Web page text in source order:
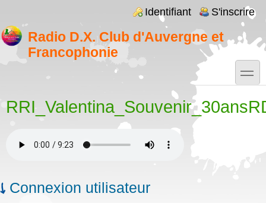
Login links
Identifiant S'inscrire
Radio D.X. Club d'Auvergne et
Francophonie
toggle
Connexion utilisateur